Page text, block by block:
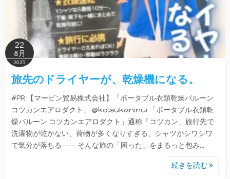
22
8月
2025
旅先のドライヤーが、乾燥機になる。
#PR 【マービン貿易株式会社】「ポータブル衣類乾燥バルーン
コツカンエアロダクト」 @kotsukaninui 「ポータブル衣類乾
燥バルーン コツカンエアロダクト」通称「コツカン」旅行先で
洗濯物が乾かない、荷物が多くなりすぎる、シャツがシワシワ
で気分が落ちる―― そんな旅の「困った」をまるっと包み…
続きを読む